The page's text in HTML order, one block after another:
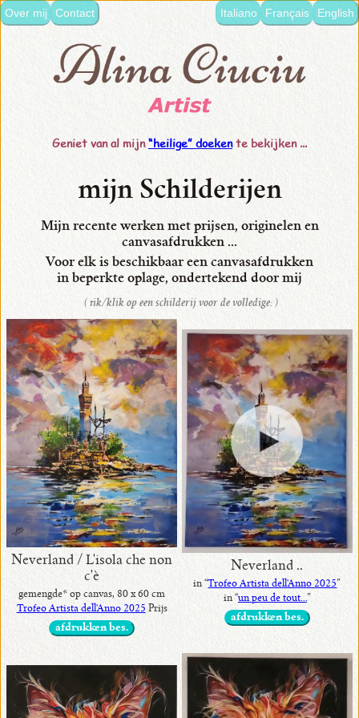
taal:
Italiano
English
Schilderijen
•
beschikbaar
in
origineel
•
met
prijsen
exposities
Over mij Contact Italiano Français English
Geniet van al mijn“heilige” doekente bekijken...
mijn Schilderijen
Mijn recente werken met prijsen, originelen en
canvasafdrukken ...
Voor elk is beschikbaar een canvasafdrukken
in beperkte oplage, ondertekend door mij
( tik/klik op een schilderij voor de volledige: )
Neverland / L'isola che non
c'è
gemengde* op canvas, 80 x 60 cm
Trofeo Artista dell'Anno 2025 Prijs
afdrukken bes.
Neverland ..
in “Trofeo Artista dell'Anno 2025”
in “un peu de tout...”
afdrukken bes.